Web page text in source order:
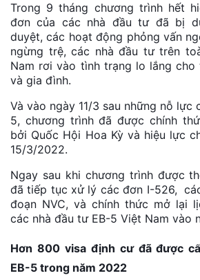
Trong 9 tháng chương trình hết
đơn của các nhà đầu tư đã bị
duyệt, các hoạt động phỏng vấn
ngừng trệ, các nhà đầu tư trên
Nam rơi vào tình trạng lo lắng cho
và gia đình.
Và vào ngày 11/3 sau những nỗ lực
5, chương trình đã được chính
bởi Quốc Hội Hoa Kỳ và hiệu lực
15/3/2022.
Ngay sau khi chương trình được
đã tiếp tục xử lý các đơn I-526,
đoạn NVC, và chính thức mở lại
các nhà đầu tư EB-5 Việt Nam vào
Hơn 800 visa định cư đã được
EB-5 trong năm 2022